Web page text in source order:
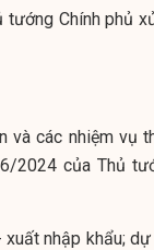
tướng Chính phủ
và các nhiệm vụ
2024 của Thủ
xuất nhập khẩu;